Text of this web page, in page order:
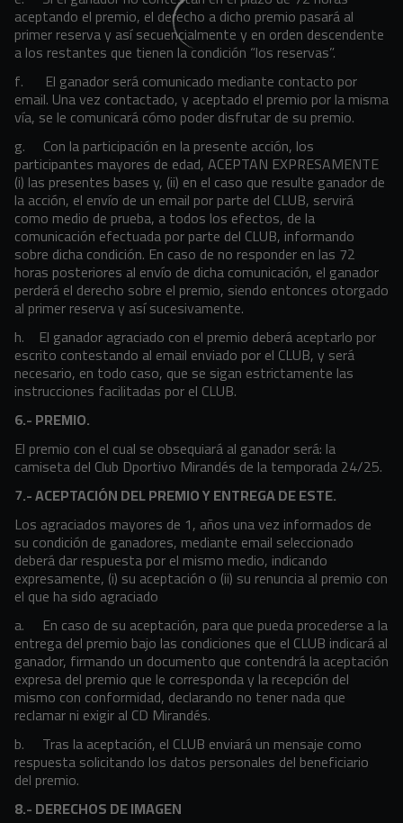
aceptando el premio, el derecho a dicho premio pasará al
primer reserva y así secuencialmente y en orden descendente
a los restantes que tienen la condición “los reservas”.
f. El ganador será comunicado mediante contacto por
email. Una vez contactado, y aceptado el premio por la misma
vía, se le comunicará cómo poder disfrutar de su premio.
g. Con la participación en la presente acción, los
participantes mayores de edad, ACEPTAN EXPRESAMENTE
(i) las presentes bases y, (ii) en el caso que resulte ganador de
la acción, el envío de un email por parte del CLUB, servirá
como medio de prueba, a todos los efectos, de la
comunicación efectuada por parte del CLUB, informando
sobre dicha condición. En caso de no responder en las 72
horas posteriores al envío de dicha comunicación, el ganador
perderá el derecho sobre el premio, siendo entonces otorgado
al primer reserva y así sucesivamente.
h. El ganador agraciado con el premio deberá aceptarlo por
escrito contestando al email enviado por el CLUB, y será
necesario, en todo caso, que se sigan estrictamente las
instrucciones facilitadas por el CLUB.
6.- PREMIO.
El premio con el cual se obsequiará al ganador será: la
camiseta del Club Dportivo Mirandés de la temporada 24/25.
7.- ACEPTACIÓN DEL PREMIO Y ENTREGA DE ESTE.
Los agraciados mayores de 1, años una vez informados de
su condición de ganadores, mediante email seleccionado
deberá dar respuesta por el mismo medio, indicando
expresamente, (i) su aceptación o (ii) su renuncia al premio con
el que ha sido agraciado
a. En caso de su aceptación, para que pueda procederse a la
entrega del premio bajo las condiciones que el CLUB indicará al
ganador, firmando un documento que contendrá la aceptación
expresa del premio que le corresponda y la recepción del
mismo con conformidad, declarando no tener nada que
reclamar ni exigir al CD Mirandés.
b. Tras la aceptación, el CLUB enviará un mensaje como
respuesta solicitando los datos personales del beneficiario
del premio.
8.- DERECHOS DE IMAGEN